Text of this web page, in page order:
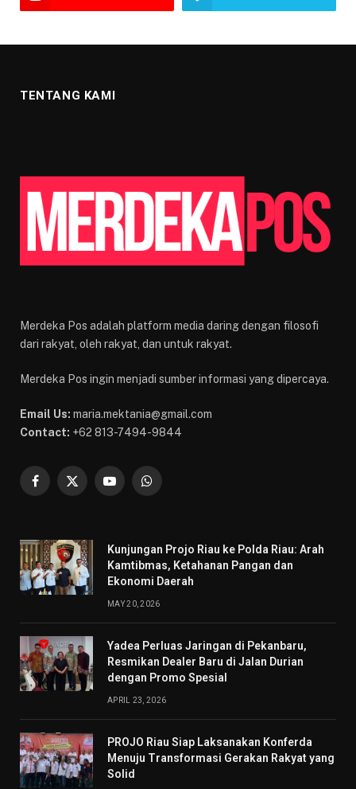
TENTANG KAMI
Merdeka Pos adalah platform media daring dengan filosofi
dari rakyat, oleh rakyat, dan untuk rakyat.
Merdeka Pos ingin menjadi sumber informasi yang dipercaya.
Email Us: maria.mektania@gmail.com
Contact: +62 813-7494-9844
Facebook
X
YouTubeWhatsApp
Kunjungan Projo Riau ke Polda Riau: Arah
Kamtibmas, Ketahanan Pangan dan
Ekonomi Daerah
MAY 20, 2026
Yadea Perluas Jaringan di Pekanbaru,
Resmikan Dealer Baru di Jalan Durian
dengan Promo Spesial
APRIL 23, 2026
PROJO Riau Siap Laksanakan Konferda
Menuju Transformasi Gerakan Rakyat yang
Solid